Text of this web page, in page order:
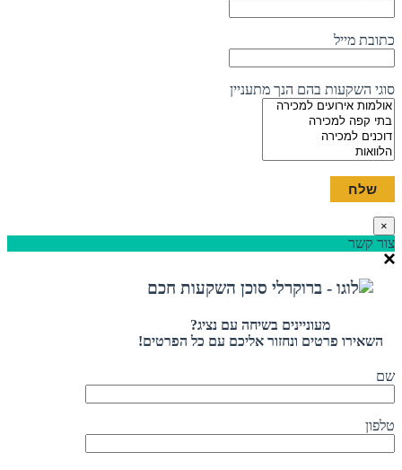
כתובת מייל
סוגי השקעות בהם הנך מתעניין
×
צור קשר
מעוניינים בשיחה עם נציג?
השאירו פרטים ונחזור אליכם עם כל הפרטים!
שם
טלפון